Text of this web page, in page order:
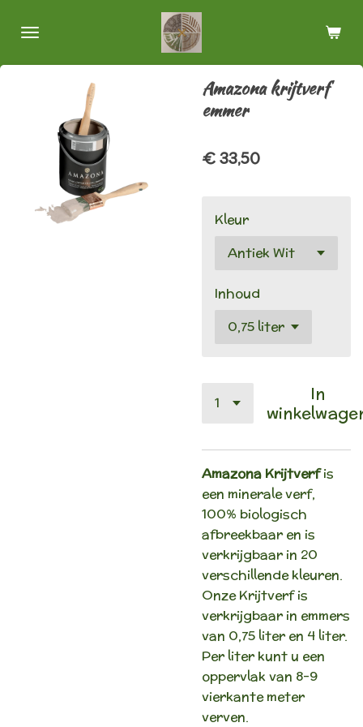
direct
hoofdinhoud
Amazona krijtverf
emmer
€ 33,50
Kleur
Inhoud
In
Amazona Krijtverfis
een minerale verf,
100% biologisch
afbreekbaar en is
verkrijgbaar in 20
verschillende kleuren.
Onze Krijtverf is
verkrijgbaar in emmers
van 0,75 liter en 4 liter.
Per liter kunt u een
oppervlak van 8-9
vierkante meter
verven.